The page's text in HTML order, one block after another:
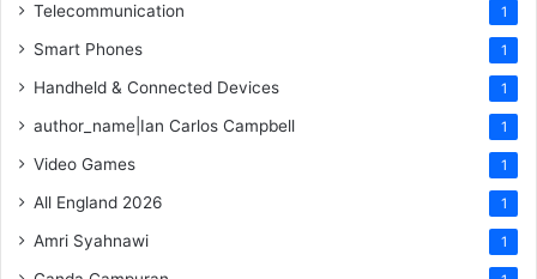
Telecommunication 1
Smart Phones 1
Handheld & Connected Devices 1
author_name|Ian Carlos Campbell 1
Video Games 1
All England 2026 1
Amri Syahnawi 1